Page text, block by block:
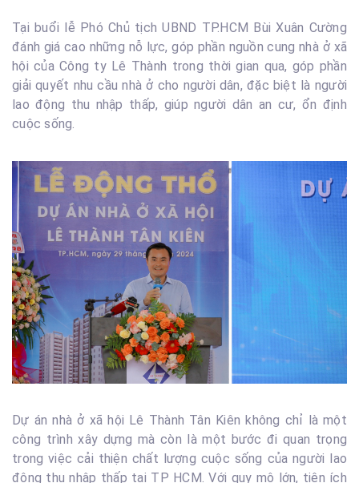
Tại buổi lễ Phó Chủ tịch UBND TP.HCM Bùi Xuân Cường
đánh giá cao những nỗ lực, góp phần nguồn cung nhà ở xã
hội của Công ty Lê Thành trong thời gian qua, góp phần
giải quyết nhu cầu nhà ở cho người dân, đặc biệt là người
lao động thu nhập thấp, giúp người dân an cư, ổn định
cuộc sống.
Dự án nhà ở xã hội Lê Thành Tân Kiên không chỉ là một
công trình xây dựng mà còn là một bước đi quan trọng
trong việc cải thiện chất lượng cuộc sống của người lao
động thu nhập thấp tại TP HCM. Với quy mô lớn, tiện ích